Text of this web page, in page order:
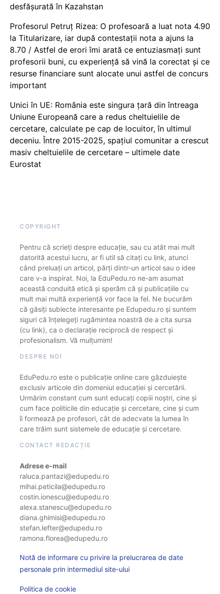
desfășurată în Kazahstan
Profesorul Petruț Rizea: O profesoară a luat nota 4.90
la Titularizare, iar după contestații nota a ajuns la
8.70 / Astfel de erori îmi arată ce entuziasmați sunt
profesorii buni, cu experiență să vină la corectat și ce
resurse financiare sunt alocate unui astfel de concurs
important
Unici în UE: România este singura țară din întreaga
Uniune Europeană care a redus cheltuielile de
cercetare, calculate pe cap de locuitor, în ultimul
deceniu. Între 2015-2025, spațiul comunitar a crescut
masiv cheltuielile de cercetare – ultimele date
Eurostat
COPYRIGHT
Pentru că scrieți despre educație, sau cu atât mai mult
datorită acestui lucru, ar fi util să citați cu link, atunci
când preluați un articol, părți dintr-un articol sau o idee
care v-a inspirat. Noi, la EduPedu.ro ne-am asumat
această conduită etică și sperăm că și publicațiile cu
mult mai multă experiență vor face la fel. Ne bucurăm
că găsiți subiecte interesante pe Edupedu.ro și suntem
siguri că înțelegeți rugămintea noastră de a cita sursa
(cu link), ca o declarație reciprocă de respect și
profesionalism. Vă mulțumim!
DESPRE NOI
EduPedu.ro este o publicație online care găzduiește
exclusiv articole din domeniul educației și cercetării.
Urmărim constant cum sunt educați copiii noștri, cine și
cum face politicile din educație și cercetare, cine și cum
îi formează pe profesori, cât de adecvate la lumea în
care trăim sunt sistemele de educație și cercetare.
CONTACT REDACȚIE
Adrese e-mail
raluca.pantazi@edupedu.ro
mihai.peticila@edupedu.ro
costin.ionescu@edupedu.ro
alexa.stanescu@edupedu.ro
diana.ghimisi@edupedu.ro
stefan.lefter@edupedu.ro
ramona.florea@edupedu.ro
Notă de informare cu privire la prelucrarea de date
personale prin intermediul site-ului
Politica de cookie